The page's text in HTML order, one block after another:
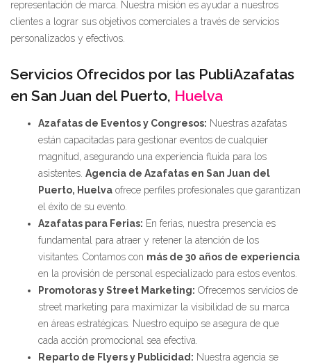
representación de marca. Nuestra misión es ayudar a nuestros
clientes a lograr sus objetivos comerciales a través de servicios
personalizados y efectivos.
Servicios Ofrecidos por las PubliAzafatas
en San Juan del Puerto, Huelva
Azafatas de Eventos y Congresos: Nuestras azafatas
están capacitadas para gestionar eventos de cualquier
magnitud, asegurando una experiencia fluida para los
asistentes. Agencia de Azafatas en San Juan del
Puerto, Huelva ofrece perfiles profesionales que garantizan
el éxito de su evento.
Azafatas para Ferias: En ferias, nuestra presencia es
fundamental para atraer y retener la atención de los
visitantes. Contamos con más de 30 años de experiencia
en la provisión de personal especializado para estos eventos.
Promotoras y Street Marketing: Ofrecemos servicios de
street marketing para maximizar la visibilidad de su marca
en áreas estratégicas. Nuestro equipo se asegura de que
cada acción promocional sea efectiva.
Reparto de Flyers y Publicidad: Nuestra agencia se